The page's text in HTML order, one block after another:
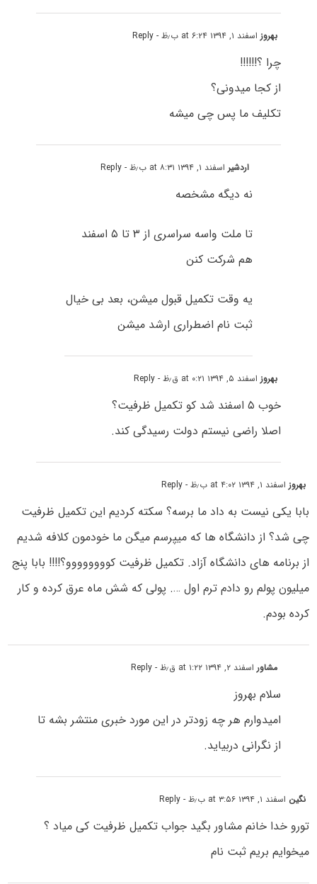
بهروزاسفند ۱, ۱۳۹۴ at ۶:۲۴ ب٫ظ - Reply
چرا ؟!!!!!!
از کجا میدونی؟
تکلیف ما پس چی میشه
اردشیراسفند ۱, ۱۳۹۴ at ۸:۳۱ ب٫ظ - Reply
نه دیگه مشخصه
تا ملت واسه سراسری از ۳ تا ۵ اسفند
هم شرکت کنن
یه وقت تکمیل قبول میشن، بعد بی خیال
ثبت نام اضطراری ارشد میشن
بهروزاسفند ۵, ۱۳۹۴ at ۰:۲۱ ق٫ظ - Reply
خوب ۵ اسفند شد کو تکمیل ظرفیت؟
اصلا راضی نیستم دولت رسیدگی کند.
بهروزاسفند ۱, ۱۳۹۴ at ۴:۰۲ ب٫ظ - Reply
بابا یکی نیست به داد ما برسه؟ سکته کردیم این تکمیل ظرفیت
چی شد؟ از دانشگاه ها که میپرسم میگن ما خودمون کلافه شدیم
از برنامه های دانشگاه آزاد. تکمیل ظرفیت کوووووووو؟!!!! بابا پنج
میلیون پولم رو دادم ترم اول …. پولی که شش ماه عرق کرده و کار
کرده بودم.
مشاوراسفند ۲, ۱۳۹۴ at ۱:۲۲ ق٫ظ - Reply
سلام بهروز
امیدوارم هر چه زودتر در این مورد خبری منتشر بشه تا
از نگرانی دربیاید.
نگین اسفند ۱, ۱۳۹۴ at ۳:۵۶ ب٫ظ - Reply
تورو خدا خانم مشاور بگید جواب تکمیل ظرفیت کی میاد ؟
میخوایم بریم ثبت نام